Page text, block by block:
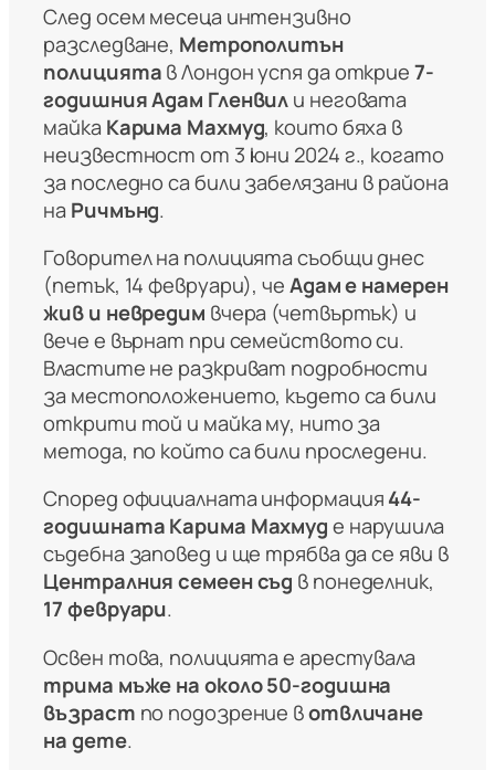
След осем месеца интензивно
разследване, Метрополитън
полициятав Лондон успя да открие7-
годишния Адам Гленвили неговата
майка Карима Махмуд, които бяха в
неизвестност от 3 юни 2024 г., когато
за последно са били забелязани в района
на Ричмънд.
Говорител на полицията съобщи днес
(петък, 14 февруари), чеАдам е намерен
жив и невредим вчера (четвъртък) и
вече е върнат при семейството си.
Властите не разкриват подробности
за местоположението, където са били
открити той и майка му, нито за
метода, по който са били проследени.
Според официалната информация44-
годишната Карима Махмуде нарушила
съдебна заповед и ще трябва да се яви в
Централния семеен съд в понеделник,
17 февруари.
Освен това, полицията е арестувала
трима мъже на около 50-годишна
възраст по подозрение вотвличане
на дете.